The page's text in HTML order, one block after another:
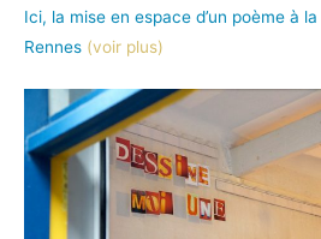
Ici, la mise en espace d’un poème à
Rennes (voir plus)